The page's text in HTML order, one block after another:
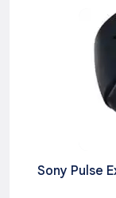
Sony Pulse